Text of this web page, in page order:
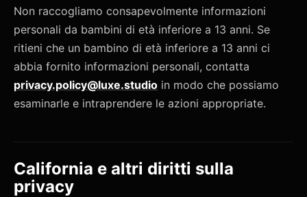
Non raccogliamo consapevolmente informazioni
personali da bambini di età inferiore a 13 anni. Se
ritieni che un bambino di età inferiore a 13 anni ci
abbia fornito informazioni personali, contatta
privacy.policy@luxe.studio in modo che possiamo
esaminarle e intraprendere le azioni appropriate.
California e altri diritti sulla
privacy